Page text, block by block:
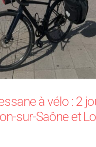
à vélo : 2
sur-Saône et